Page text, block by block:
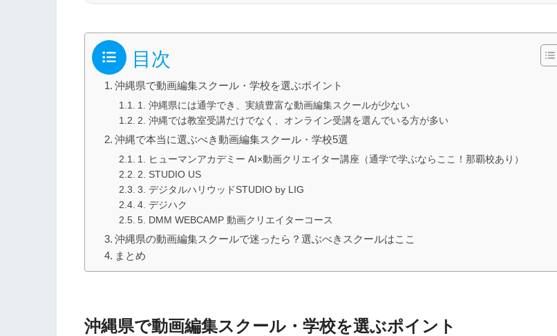
目次
沖縄県で動画編集スクール・学校を選ぶポイント
1. 沖縄県には通学でき、実績豊富な動画編集スクールが少ない
2. 沖縄では教室受講だけでなく、オンライン受講を選んでいる方が多い
沖縄で本当に選ぶべき動画編集スクール・学校5選
1. ヒューマンアカデミー AI×動画クリエイター講座（通学で学ぶならここ！那覇校あり）
2. STUDIO US
3. デジタルハリウッドSTUDIO by LIG
4. デジハク
5. DMM WEBCAMP 動画クリエイターコース
沖縄県の動画編集スクールで迷ったら？選ぶべきスクールはここ
まとめ
沖縄県で動画編集スクール・学校を選ぶポイント